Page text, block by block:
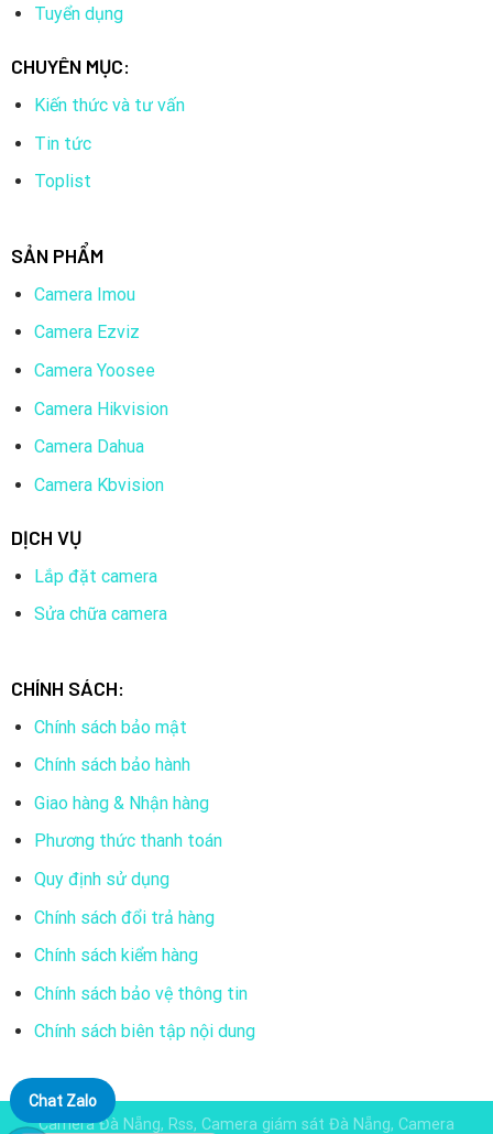
Tuyển dụng
CHUYÊN MỤC:
Kiến thức và tư vấn
Tin tức
Toplist
SẢN PHẨM
Camera Imou
Camera Ezviz
Camera Yoosee
Camera Hikvision
Camera Dahua
Camera Kbvision
DỊCH VỤ
Lắp đặt camera
Sửa chữa camera
CHÍNH SÁCH:
Chính sách bảo mật
Chính sách bảo hành
Giao hàng & Nhận hàng
Phương thức thanh toán
Quy định sử dụng
Chính sách đổi trả hàng
Chính sách kiểm hàng
Chính sách bảo vệ thông tin
Chính sách biên tập nội dung
Camera Đà Nẵng, Rss, Camera giám sát Đà Nẵng, Camera
Chat Zalo